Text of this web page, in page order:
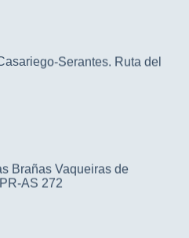
Serantes. Ruta del
Brañas Vaqueiras de
AS 272